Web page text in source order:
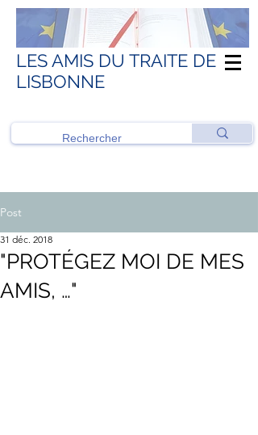
LES AMIS DU TRAITE DE
LISBONNE
Post
"PROTÉGEZ MOI DE MES
AMIS, …"
31 déc. 2018